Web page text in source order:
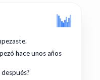
hace unos años